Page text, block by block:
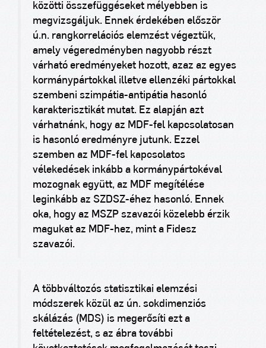
közötti összefüggéseket mélyebben is
megvizsgáljuk. Ennek érdekében először
ú.n. rangkorrelációs elemzést végeztük,
amely végeredményben nagyobb részt
várható eredményeket hozott, azaz az egyes
kormánypártokkal illetve ellenzéki pártokkal
szembeni szimpátia-antipátia hasonló
karakterisztikát mutat. Ez alapján azt
várhatnánk, hogy az MDF-fel kapcsolatosan
is hasonló eredményre jutunk. Ezzel
szemben az MDF-fel kapcsolatos
vélekedések inkább a kormánypártokéval
mozognak együtt, az MDF megítélése
leginkább az SZDSZ-éhez hasonló. Ennek
oka, hogy az MSZP szavazói közelebb érzik
magukat az MDF-hez, mint a Fidesz
szavazói.
A többváltozós statisztikai elemzési
módszerek közül az ún. sokdimenziós
skálázás (MDS) is megerősíti ezt a
feltételezést, s az ábra további